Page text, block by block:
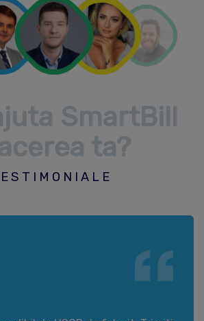
SmartBill
ta?